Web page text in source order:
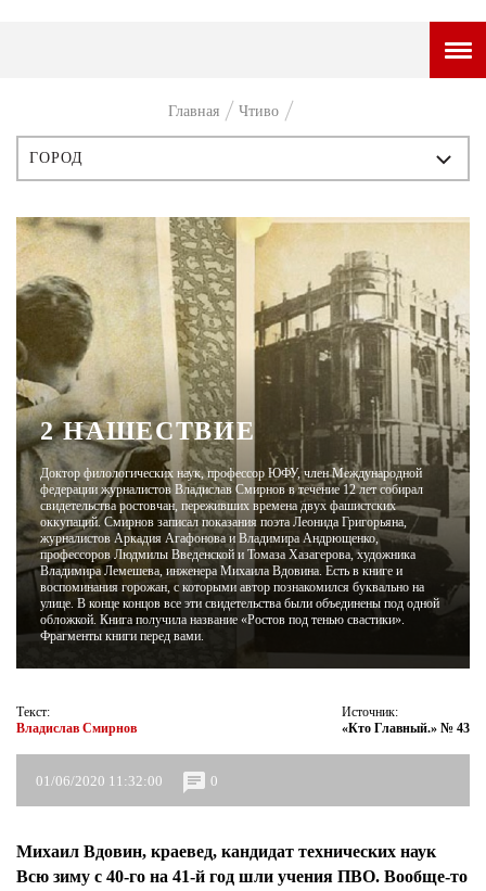
ГОРОДСКОЙ ПОРТАЛ
ТАМ И ТУТ
СТИЛЬ ЖИЗНИ
ХАЙП
ЧЕЛОВЕК ОСОБЕННЫЙ
КУЛЬТ ЕДЫ
АФИША
ЖУРНАЛ
Главная Чтиво
ИСТОРИЯ
ПЕРСОНЫ
СТИЛЬ
ГОРОД
ЧТИВО
2 НАШЕСТВИЕ
Доктор филологических наук, профессор ЮФУ, член Международной
федерации журналистов Владислав Смирнов в течение 12 лет собирал
свидетельства ростовчан, переживших времена двух фашистских
оккупаций. Смирнов записал показания поэта Леонида Григорьяна,
журналистов Аркадия Агафонова и Владимира Андрющенко,
профессоров Людмилы Введенской и Томаза Хазагерова, художника
Владимира Лемешева, инженера Михаила Вдовина. Есть в книге и
воспоминания горожан, с которыми автор познакомился буквально на
улице. В конце концов все эти свидетельства были объединены под одной
обложкой. Книга получила название «Ростов под тенью свастики».
Фрагменты книги перед вами.
Текст:
Владислав Смирнов
Источник:
«Кто Главный.» № 43
01/06/2020 11:32:00 0
Михаил Вдовин, краевед, кандидат технических наук
Всю зиму с 40-го на 41-й год шли учения ПВО. Вообще-то